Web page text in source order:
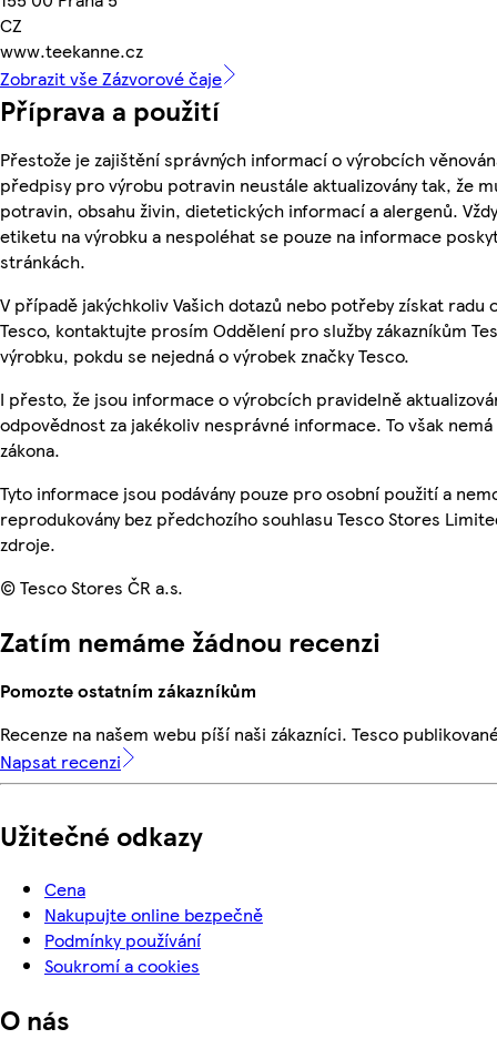
CZ
www.teekanne.cz
Zobrazit vše Zázvorové čaje
Příprava a použití
Přestože je zajištění správných informací o výrobcích
předpisy pro výrobu potravin neustále aktualizovány tak, že
potravin, obsahu živin, dietetických informací a alergenů.
etiketu na výrobku a nespoléhat se pouze na informace
stránkách.
V případě jakýchkoliv Vašich dotazů nebo potřeby získat radu
Tesco, kontaktujte prosím Oddělení pro služby zákazníkům
výrobku, pokdu se nejedná o výrobek značky Tesco.
I přesto, že jsou informace o výrobcích pravidelně
odpovědnost za jakékoliv nesprávné informace. To však
zákona.
Tyto informace jsou podávány pouze pro osobní použití a
reprodukovány bez předchozího souhlasu Tesco Stores
zdroje.
© Tesco Stores ČR a.s.
Zatím nemáme žádnou recenzi
Pomozte ostatním zákazníkům
Recenze na našem webu píší naši zákazníci. Tesco
Napsat recenzi
Užitečné odkazy
Cena
Nakupujte online bezpečně
Podmínky používání
Soukromí a cookies
O nás